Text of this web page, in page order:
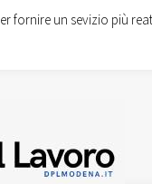
fornire un sevizio più